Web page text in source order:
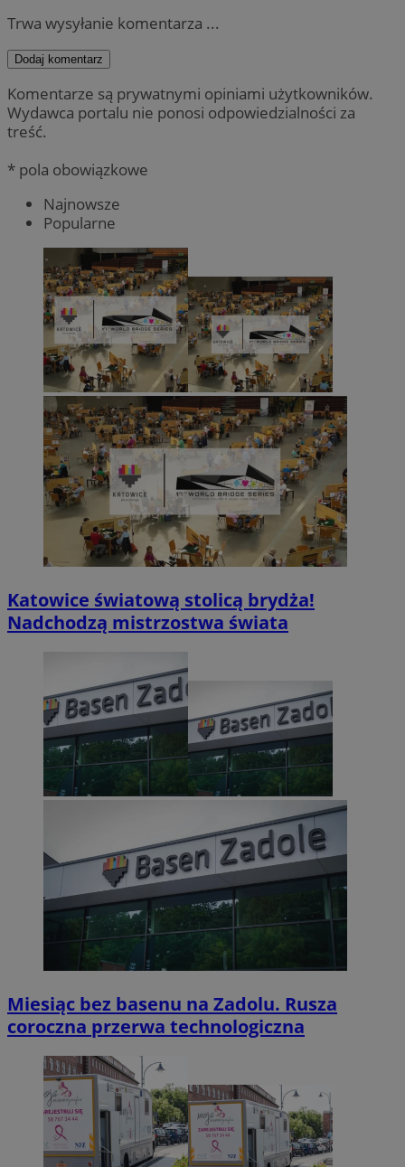
Trwa wysyłanie komentarza ...
Dodaj komentarz
Komentarze są prywatnymi opiniami użytkowników.
Wydawca portalu nie ponosi odpowiedzialności za
treść.
* pola obowiązkowe
Najnowsze
Popularne
Katowice światową stolicą brydża!
Nadchodzą mistrzostwa świata
Miesiąc bez basenu na Zadolu. Rusza
coroczna przerwa technologiczna